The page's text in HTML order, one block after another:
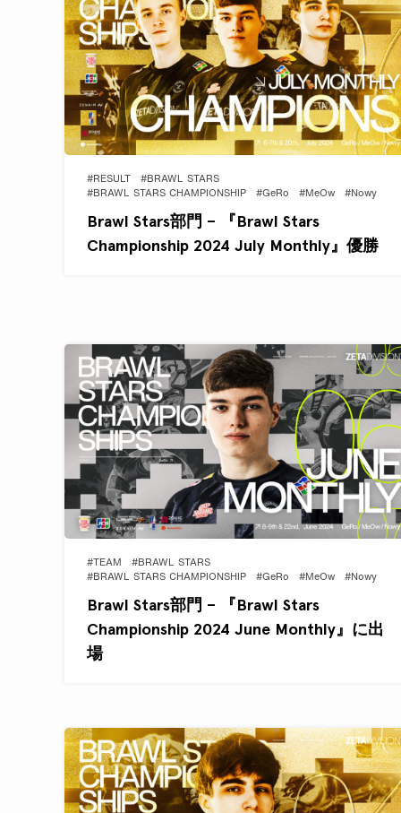
#RESULT
#BRAWL STARS
#BRAWL STARS CHAMPIONSHIP
#GeRo #MeOw #Nowy
Brawl Stars部門 – 『Brawl Stars
Championship 2024 July Monthly』優勝
#TEAM
#BRAWL STARS
#BRAWL STARS CHAMPIONSHIP
#GeRo #MeOw #Nowy
Brawl Stars部門 – 『Brawl Stars
Championship 2024 June Monthly』に出
場